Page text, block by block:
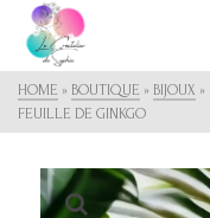
HOME » BOUTIQUE » BIJOUX »
FEUILLE DE GINKGO